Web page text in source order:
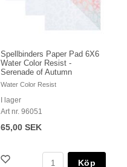
Spellbinders Paper Pad 6X6
Water Color Resist -
Serenade of Autumn
Water Color Resist
I lager
Art nr. 96051
65,00 SEK
Köp